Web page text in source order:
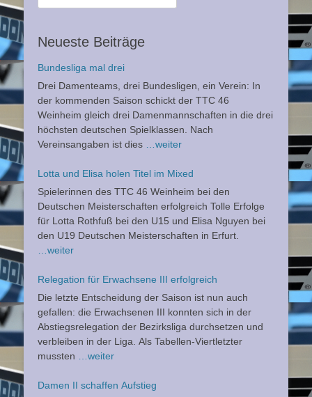
nach:
Neueste Beiträge
Bundesliga mal drei
Drei Damenteams, drei Bundesligen, ein Verein: In
der kommenden Saison schickt der TTC 46
Weinheim gleich drei Damenmannschaften in die drei
höchsten deutschen Spielklassen. Nach
Vereinsangaben ist dies …weiter
Lotta und Elisa holen Titel im Mixed
Spielerinnen des TTC 46 Weinheim bei den
Deutschen Meisterschaften erfolgreich Tolle Erfolge
für Lotta Rothfuß bei den U15 und Elisa Nguyen bei
den U19 Deutschen Meisterschaften in Erfurt.
…weiter
Relegation für Erwachsene III erfolgreich
Die letzte Entscheidung der Saison ist nun auch
gefallen: die Erwachsenen III konnten sich in der
Abstiegsrelegation der Bezirksliga durchsetzen und
verbleiben in der Liga. Als Tabellen-Viertletzter
mussten …weiter
Damen II schaffen Aufstieg